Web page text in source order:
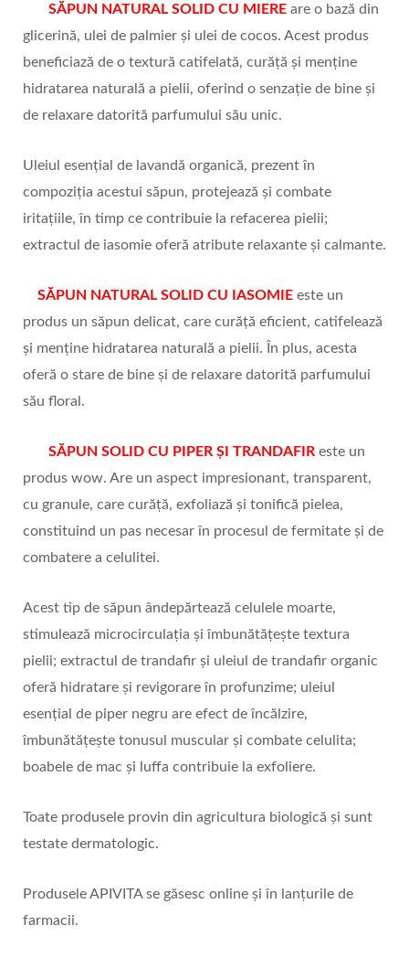
SĂPUN NATURAL SOLID CU MIERE are o bază din
glicerină, ulei de palmier și ulei de cocos. Acest produs
beneficiază de o textură catifelată, curăță și menține
hidratarea naturală a pielii, oferind o senzație de bine și
de relaxare datorită parfumului său unic.
Uleiul esențial de lavandă organică, prezent în
compoziția acestui săpun, protejează și combate
iritațiile, în timp ce contribuie la refacerea pielii;
extractul de iasomie oferă atribute relaxante și calmante.
SĂPUN NATURAL SOLID CU IASOMIE este un
produs un săpun delicat, care curăță eficient, catifelează
și menține hidratarea naturală a pielii. În plus, acesta
oferă o stare de bine și de relaxare datorită parfumului
său floral.
SĂPUN SOLID CU PIPER ȘI TRANDAFIR este un
produs wow. Are un aspect impresionant, transparent,
cu granule, care curăță, exfoliază și tonifică pielea,
constituind un pas necesar în procesul de fermitate și de
combatere a celulitei.
Acest tip de săpun ândepărtează celulele moarte,
stimulează microcirculația și îmbunătățește textura
pielii; extractul de trandafir și uleiul de trandafir organic
oferă hidratare și revigorare în profunzime; uleiul
esențial de piper negru are efect de încălzire,
îmbunătățește tonusul muscular și combate celulita;
boabele de mac și luffa contribuie la exfoliere.
Toate produsele provin din agricultura biologică și sunt
testate dermatologic.
Produsele APIVITA se găsesc online și în lanțurile de
farmacii.